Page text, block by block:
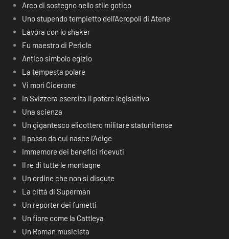
Arco di sostegno nello stile gotico
Uno stupendo tempietto dell’Acropoli di Atene
Lavora con lo shaker
Fu maestro di Pericle
Antico simbolo egizio
La tempesta polare
Vi morì Cicerone
In Svizzera esercita il potere legislativo
Una scienza
Un gigantesco elicottero militare statunitense
Il passo da cui nasce l’Adige
Immemore dei benefici ricevuti
Il re di tutte le montagne
Un ordine che non si discute
La città di Superman
Un reporter dei fumetti
Un fiore come la Cattleya
Un Roman musicista